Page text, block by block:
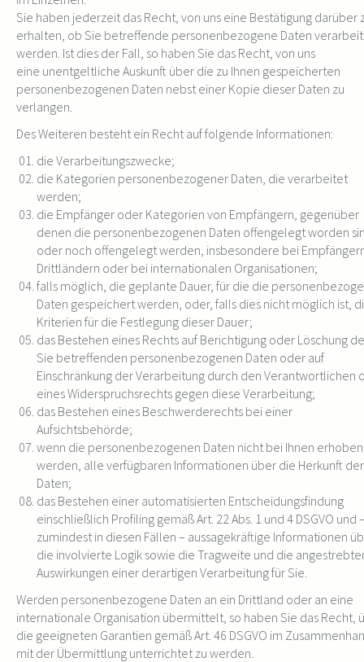
Sie haben jederzeit das Recht, von uns eine Bestätigung darüber
erhalten, ob Sie betreffende personenbezogene Daten
werden. Ist dies der Fall, so haben Sie das Recht, von uns
eine unentgeltliche Auskunft über die zu Ihnen gespeicherten
personenbezogenen Daten nebst einer Kopie dieser Daten zu
verlangen.
Des Weiteren besteht ein Recht auf folgende Informationen:
die Verarbeitungszwecke;
die Kategorien personenbezogener Daten, die verarbeitet
werden;
die Empfänger oder Kategorien von Empfängern, gegenüber
denen die personenbezogenen Daten offengelegt worden
oder noch offengelegt werden, insbesondere bei
Drittländern oder bei internationalen Organisationen;
falls möglich, die geplante Dauer, für die die
Daten gespeichert werden, oder, falls dies nicht möglich ist,
Kriterien für die Festlegung dieser Dauer;
das Bestehen eines Rechts auf Berichtigung oder Löschung
Sie betreffenden personenbezogenen Daten oder auf
Einschränkung der Verarbeitung durch den Verantwortlichen
eines Widerspruchsrechts gegen diese Verarbeitung;
das Bestehen eines Beschwerderechts bei einer
Aufsichtsbehörde;
wenn die personenbezogenen Daten nicht bei Ihnen erhoben
werden, alle verfügbaren Informationen über die Herkunft der
Daten;
das Bestehen einer automatisierten Entscheidungsfindung
einschließlich Profiling gemäß Art. 22 Abs. 1 und 4 DSGVO und
zumindest in diesen Fällen – aussagekräftige Informationen
die involvierte Logik sowie die Tragweite und die
Auswirkungen einer derartigen Verarbeitung für Sie.
Werden personenbezogene Daten an ein Drittland oder an eine
internationale Organisation übermittelt, so haben Sie das Recht,
die geeigneten Garantien gemäß Art. 46 DSGVO im
mit der Übermittlung unterrichtet zu werden.